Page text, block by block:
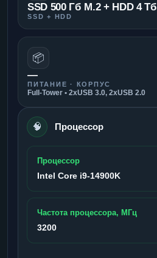
SSD 500 Гб M.2 + HDD 4 Тб
SSD + HDD
📦
—
ПИТАНИЕ · КОРПУС
Full-Tower • 2xUSB 3.0, 2xUSB 2.0
🧠 Процессор
Процессор
Intel Core i9-14900K
Частота процессора, МГц
3200